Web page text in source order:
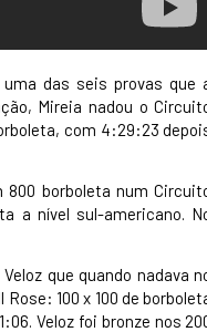
uma das seis provas que
Mireia nadou o
com 4:29:23
800 borboleta num
a nível sul-americano.
que quando nadava
100 x 100 de
Veloz foi bronze nos